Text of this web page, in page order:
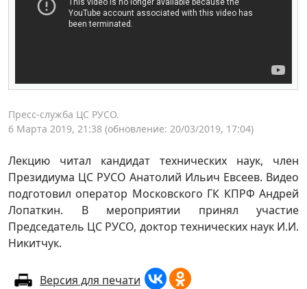
Пресс-служба ЦС РУСО.
6 Марта 2019, 21:38 (обновление: 20/03/2019, 17:04)
Лекцию читал кандидат технических наук, член
Президиума ЦС РУСО Анатолий Ильич Евсеев. Видео
подготовил оператор Московского ГК КПРФ Андрей
Лопаткин. В мероприятии принял участие
Председатель ЦС РУСО, доктор технических наук И.И.
Никитчук.
Версия для печати